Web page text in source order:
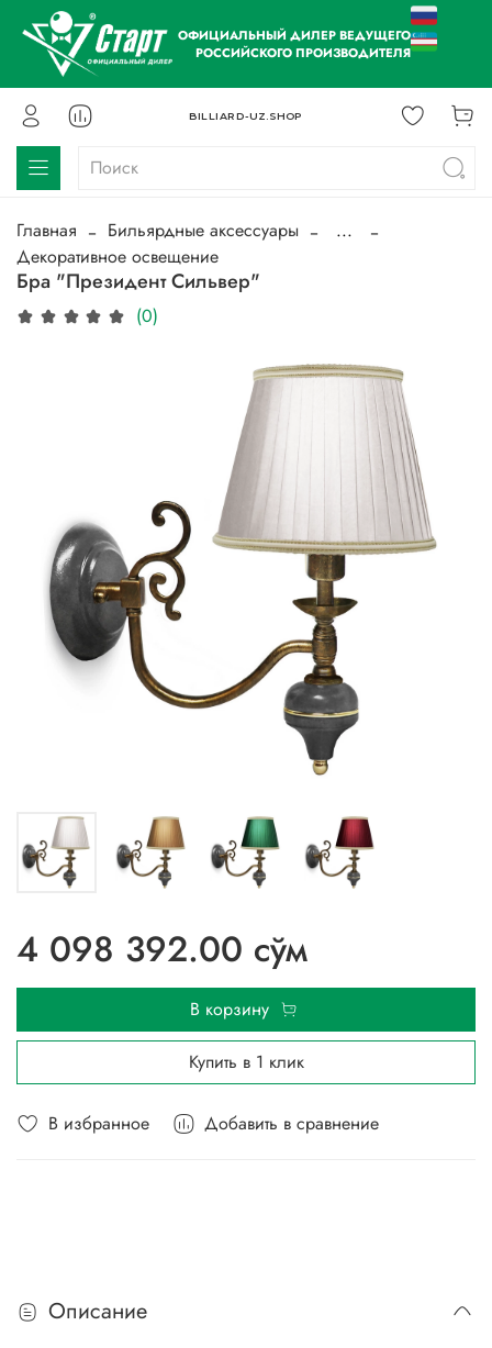
ОФИЦИАЛЬНЫЙ ДИЛЕР ВЕДУЩЕГО
РОССИЙСКОГО ПРОИЗВОДИТЕЛЯ
BILLIARD-UZ.SHOP
Главная Бильярдные аксессуары
...
Декоративное освещение
Бра "Президент Сильвер"
(0)
В избранное Добавить в сравнение
4 098 392.00 сўм
В корзину
Купить в 1 клик
Описание